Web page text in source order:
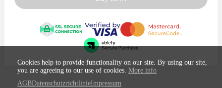
Cookies help to provide functionality on our site. By using our site,
you are agreeing to our use of cookies. More info
AGBDatenschutzrichtlinieImpressum